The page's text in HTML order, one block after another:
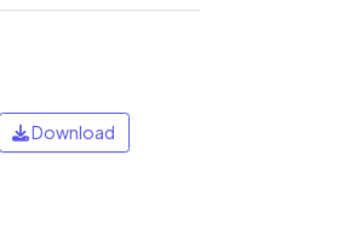
Download